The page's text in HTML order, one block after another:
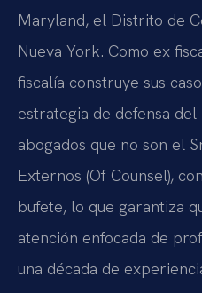
Maryland, el Distrito de
Nueva York. Como ex
fiscalía construye sus
estrategia de defensa del
abogados que no son el
Externos (Of Counsel),
bufete, lo que garantiza
atención enfocada de
una década de